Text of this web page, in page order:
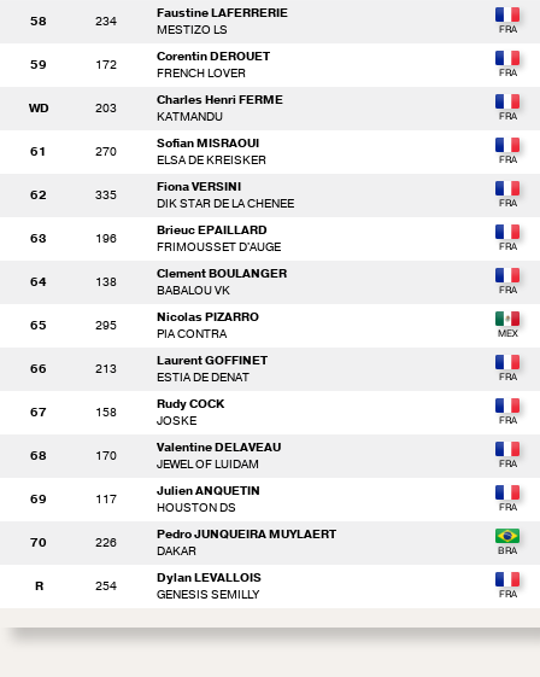
58 234
Faustine LAFERRERIE
MESTIZO LS
59 172
Corentin DEROUET
FRENCH LOVER
WD 203
Charles Henri FERME
KATMANDU
61 270
Sofian MISRAOUI
ELSA DE KREISKER
62 335
Fiona VERSINI
DIK STAR DE LA CHENEE
63 196
Brieuc EPAILLARD
FRIMOUSSET D'AUGE
64 138
Clement BOULANGER
BABALOU VK
65 295
Nicolas PIZARRO
PIA CONTRA
66 213
Laurent GOFFINET
ESTIA DE DENAT
67 158
Rudy COCK
JOSKE
68 170
Valentine DELAVEAU
JEWEL OF LUIDAM
69 117
Julien ANQUETIN
HOUSTON DS
70 226
Pedro JUNQUEIRA MUYLAERT
DAKAR
R 254
Dylan LEVALLOIS
GENESIS SEMILLY